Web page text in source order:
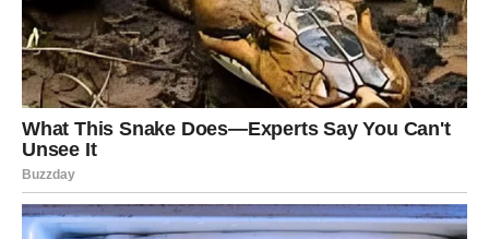
Jarac
Jarčevi konačno skidaju emocionalni oklop koji su dugo
nosili.
Partner će primetiti vašu nežniju stranu, što će dodatno